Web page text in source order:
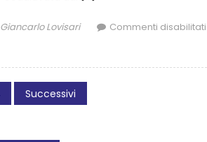
Giancarlo Lovisari Commenti disabilitati
Successivi